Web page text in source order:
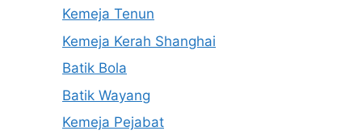
Kemeja Tenun
Kemeja Kerah Shanghai
Batik Bola
Batik Wayang
Kemeja Pejabat